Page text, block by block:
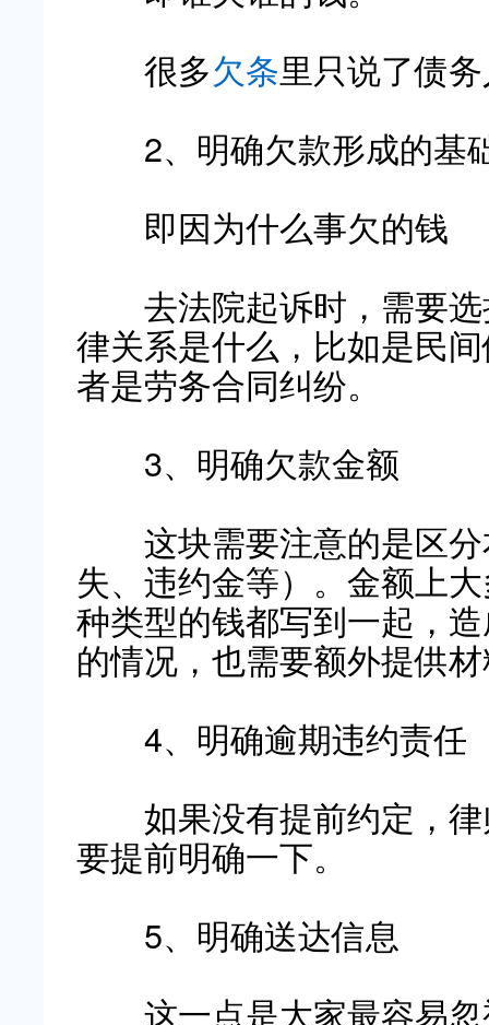
很多欠条里只说了债
2、明确欠款形成的基
即因为什么事欠的钱
去法院起诉时，需要选
律关系是什么，比如是民
者是劳务合同纠纷。
3、明确欠款金额
这块需要注意的是区分
失、违约金等）。金额上
种类型的钱都写到一起，
的情况，也需要额外提供
4、明确逾期违约责任
如果没有提前约定，律
要提前明确一下。
5、明确送达信息
这一点是大家最容易忽